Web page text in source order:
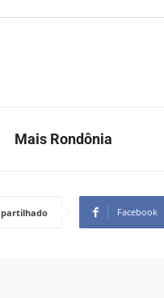
Mais Rondônia
Facebook